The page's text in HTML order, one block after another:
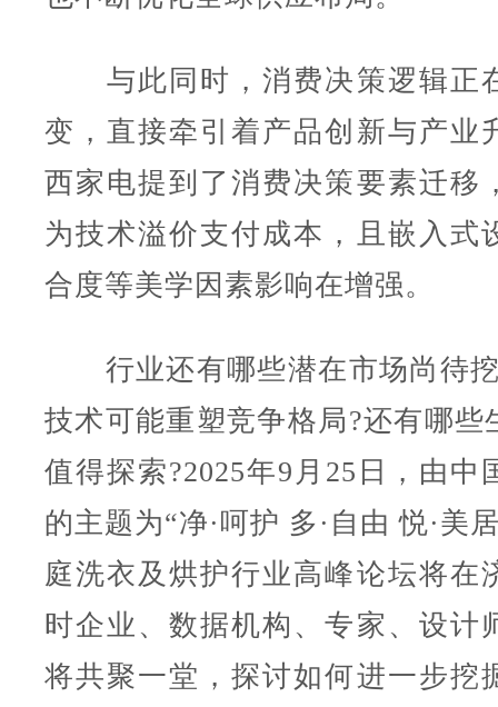
与此同时，消费决策逻辑正
变，直接牵引着产品创新与产业
西家电提到了消费决策要素迁移
为技术溢价支付成本，且嵌入式
合度等美学因素影响在增强。
行业还有哪些潜在市场尚待挖
技术可能重塑竞争格局?还有哪些
值得探索?2025年9月25日，由中
的主题为“净·呵护 多·自由 悦·美
庭洗衣及烘护行业高峰论坛将在
时企业、数据机构、专家、设计
将共聚一堂，探讨如何进一步挖